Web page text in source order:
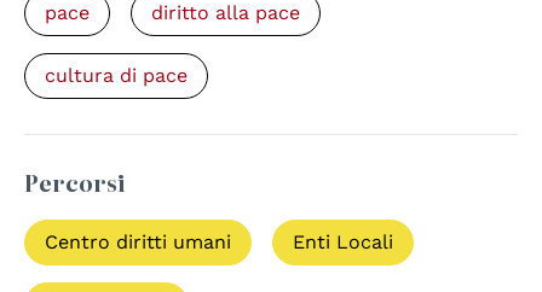
pace diritto alla pace
cultura di pace
Percorsi
Centro diritti umani Enti Locali